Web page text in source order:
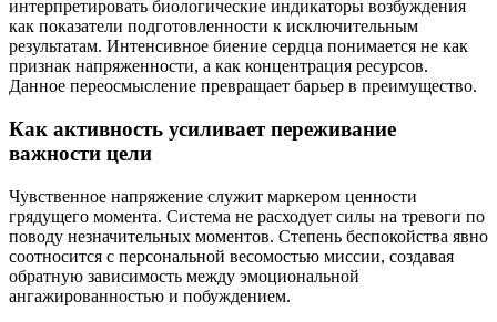
интерпретировать биологические индикаторы возбуждения
как показатели подготовленности к исключительным
результатам. Интенсивное биение сердца понимается не как
признак напряженности, а как концентрация ресурсов.
Данное переосмысление превращает барьер в преимущество.
Как активность усиливает переживание
важности цели
Чувственное напряжение служит маркером ценности
грядущего момента. Система не расходует силы на тревоги по
поводу незначительных моментов. Степень беспокойства явно
соотносится с персональной весомостью миссии, создавая
обратную зависимость между эмоциональной
ангажированностью и побуждением.